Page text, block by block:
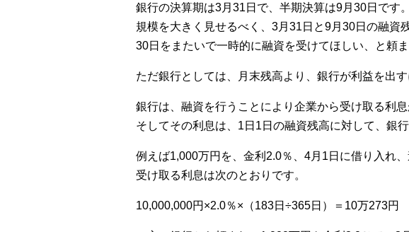
銀行の決算期は3月31日で、半期決算は9月30日です
規模を大きく見せるべく、3月31日と9月30日の融資
30日をまたいで一時的に融資を受けてほしい、と頼
ただ銀行としては、月末残高より、銀行が利益を出
銀行は、融資を行うことにより企業から受け取る利息
そしてその利息は、1日1日の融資残高に対して、銀
例えば1,000万円を、金利2.0％、4月1日に借り入れ
受け取る利息は次のとおりです。
10,000,000円×2.0％×（183日÷365日）＝10万273円